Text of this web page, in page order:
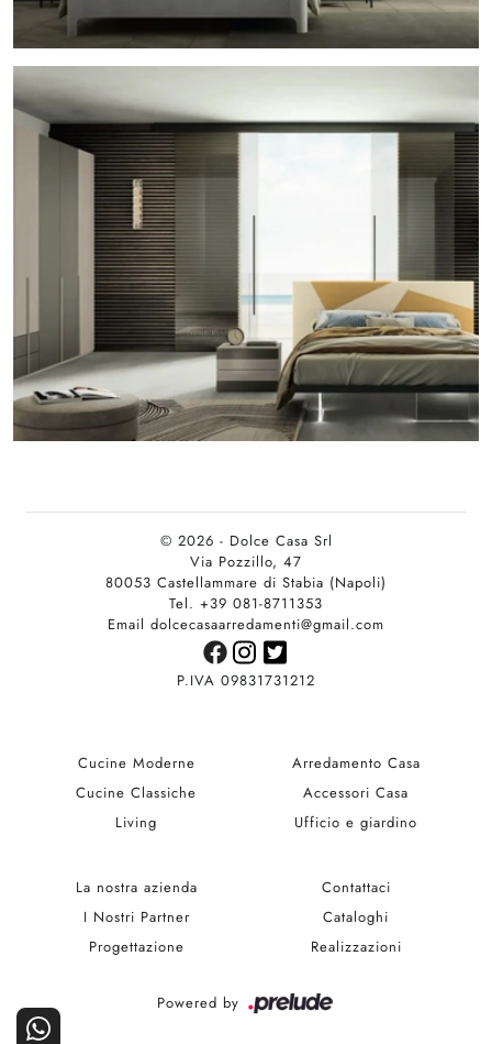
© 2026 - Dolce Casa Srl
Via Pozzillo, 47
80053 Castellammare di Stabia (Napoli)
Tel. +39 081-8711353
Email dolcecasaarredamenti@gmail.com
P.IVA 09831731212
Cucine Moderne
Cucine Classiche
Living
Arredamento Casa
Accessori Casa
Ufficio e giardino
La nostra azienda
I Nostri Partner
Progettazione
Contattaci
Cataloghi
Realizzazioni
Powered by